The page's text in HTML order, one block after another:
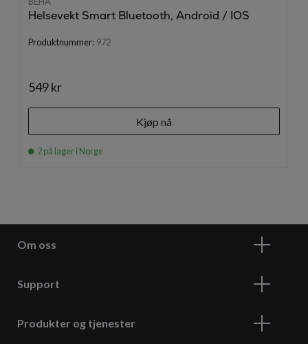
Helsevekt Smart Bluetooth, Android / IOS
Produktnummer: 972
549 kr
Kjøp nå
2 på lager i Norge
Om oss
Support
Produkter og tjenester